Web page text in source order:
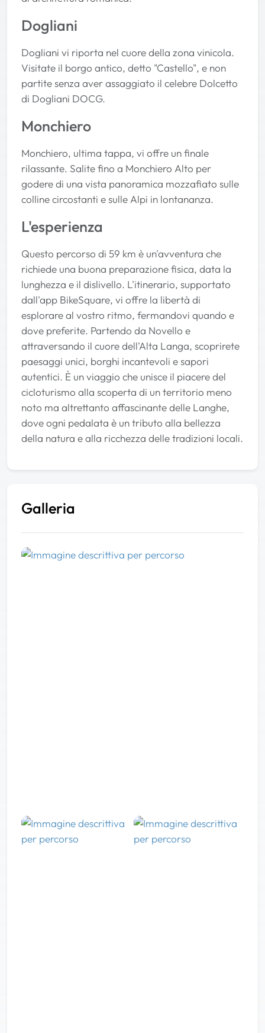
Dogliani
Dogliani vi riporta nel cuore della zona vinicola.
Visitate il borgo antico, detto "Castello", e non
partite senza aver assaggiato il celebre Dolcetto
di Dogliani DOCG.
Monchiero
Monchiero, ultima tappa, vi offre un finale
rilassante. Salite fino a Monchiero Alto per
godere di una vista panoramica mozzafiato sulle
colline circostanti e sulle Alpi in lontananza.
L'esperienza
Questo percorso di 59 km è un'avventura che
richiede una buona preparazione fisica, data la
lunghezza e il dislivello. L'itinerario, supportato
dall'app BikeSquare, vi offre la libertà di
esplorare al vostro ritmo, fermandovi quando e
dove preferite. Partendo da Novello e
attraversando il cuore dell'Alta Langa, scoprirete
paesaggi unici, borghi incantevoli e sapori
autentici. È un viaggio che unisce il piacere del
cicloturismo alla scoperta di un territorio meno
noto ma altrettanto affascinante delle Langhe,
dove ogni pedalata è un tributo alla bellezza
della natura e alla ricchezza delle tradizioni locali.
Galleria